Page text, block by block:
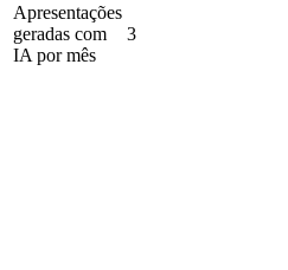
Apresentações
geradas com
IA por mês
3